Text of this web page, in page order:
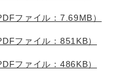
ファイル：7.69MB）
ファイル：851KB）
ファイル：486KB）